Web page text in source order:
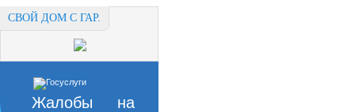
СВОЙ ДОМ С ГАР.
Жалобы на